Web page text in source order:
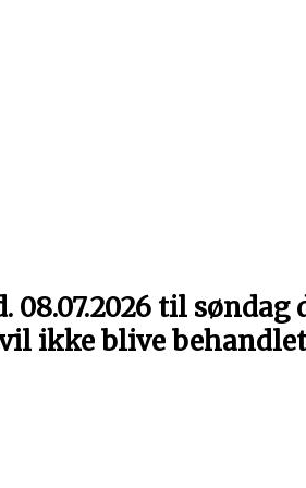
til søndag
ikke blive behandlet